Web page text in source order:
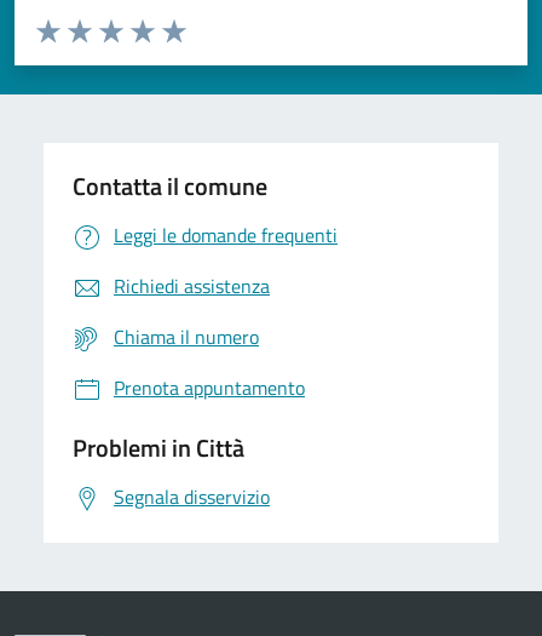
Domanda
Valuta da 1 a 5 stelle la pagina
Valuta 5 stelle su 5
Valuta 4 stelle su 5
Valuta 3 stelle su 5
Valuta 2 stelle su 5
Valuta 1 stelle su 5
Contatta il comune
Leggi le domande frequenti
Richiedi assistenza
Chiama il numero
Prenota appuntamento
Problemi in Città
Segnala disservizio